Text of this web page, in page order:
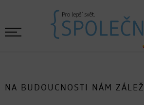
NA BUDOUCNOSTI NÁM ZÁLEŽÍ